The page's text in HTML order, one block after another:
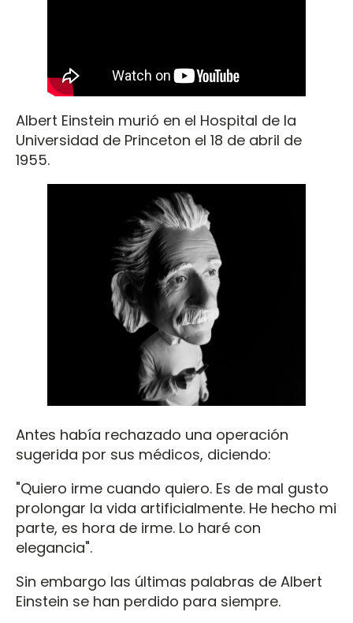
Albert Einstein murió en el Hospital de la
Universidad de Princeton el 18 de abril de
1955.
Antes había rechazado una operación
sugerida por sus médicos, diciendo:
"Quiero irme cuando quiero. Es de mal gusto
prolongar la vida artificialmente. He hecho mi
parte, es hora de irme. Lo haré con
elegancia".
Sin embargo las últimas palabras de Albert
Einstein se han perdido para siempre.